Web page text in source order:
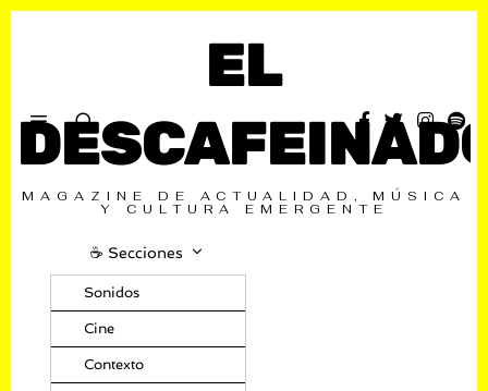
EL
MAGAZINE DE ACTUALIDAD, MÚSICA
Y CULTURA EMERGENTE
☕️ Secciones
Sonidos
Cine
Contexto